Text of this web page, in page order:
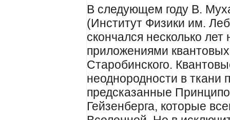
В следующем году В.
(Институт Физики им.
скончался несколько
приложениями
Старобинского.
неоднородности в ткани
предсказанные
Гейзенберга, которые